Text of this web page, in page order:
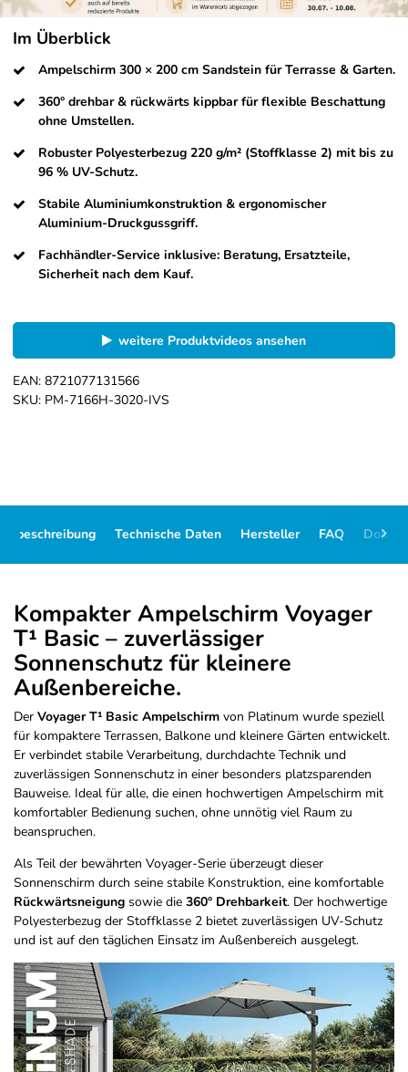
Im Überblick
Ampelschirm 300 × 200 cm Sandstein für Terrasse & Garten.
360° drehbar & rückwärts kippbar für flexible Beschattung
ohne Umstellen.
Robuster Polyesterbezug 220 g/m² (Stoffklasse 2) mit bis zu
96 % UV-Schutz.
Stabile Aluminiumkonstruktion & ergonomischer
Aluminium-Druckgussgriff.
Fachhändler-Service inklusive: Beratung, Ersatzteile,
Sicherheit nach dem Kauf.
weitere Produktvideos ansehen
EAN: 8721077131566
SKU: PM-7166H-3020-IVS
Technische Daten Hersteller FAQ
Kompakter Ampelschirm Voyager
T¹ Basic – zuverlässiger
Sonnenschutz für kleinere
Außenbereiche.
Der Voyager T¹ Basic Ampelschirm von Platinum wurde speziell
für kompaktere Terrassen, Balkone und kleinere Gärten entwickelt.
Er verbindet stabile Verarbeitung, durchdachte Technik und
zuverlässigen Sonnenschutz in einer besonders platzsparenden
Bauweise. Ideal für alle, die einen hochwertigen Ampelschirm mit
komfortabler Bedienung suchen, ohne unnötig viel Raum zu
beanspruchen.
Als Teil der bewährten Voyager-Serie überzeugt dieser
Sonnenschirm durch seine stabile Konstruktion, eine komfortable
Rückwärtsneigung sowie die 360° Drehbarkeit. Der hochwertige
Polyesterbezug der Stoffklasse 2 bietet zuverlässigen UV-Schutz
und ist auf den täglichen Einsatz im Außenbereich ausgelegt.